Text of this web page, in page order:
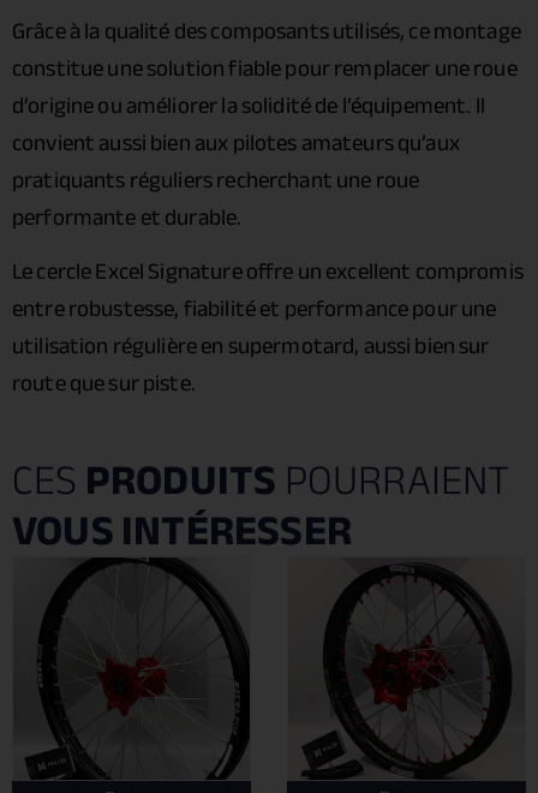
Grâce à la qualité des composants utilisés, ce montage
constitue une solution fiable pour remplacer une roue
d’origine ou améliorer la solidité de l’équipement. Il
convient aussi bien aux pilotes amateurs qu’aux
pratiquants réguliers recherchant une roue
performante et durable.
Le cercle Excel Signature offre un excellent compromis
entre robustesse, fiabilité et performance pour une
utilisation régulière en supermotard, aussi bien sur
route que sur piste.
CESPRODUITSPOURRAIENT
VOUS INTÉRESSER